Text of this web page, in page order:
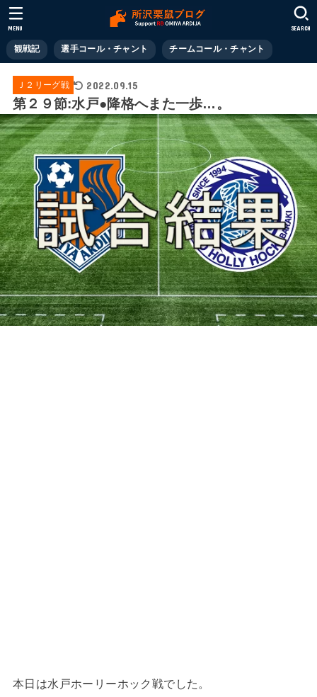
観戦記 選手コール・チャント チームコール・チャント
SEARCH
MENU
Ｊ２リーグ戦 2022.09.15
第２９節:水戸●降格へまた一歩…。
本日は水戸ホーリーホック戦でした。